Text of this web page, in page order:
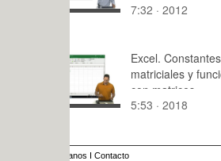
7:32 · 2012
Excel. Constantes
matriciales y funciones
con matrices
5:53 · 2018